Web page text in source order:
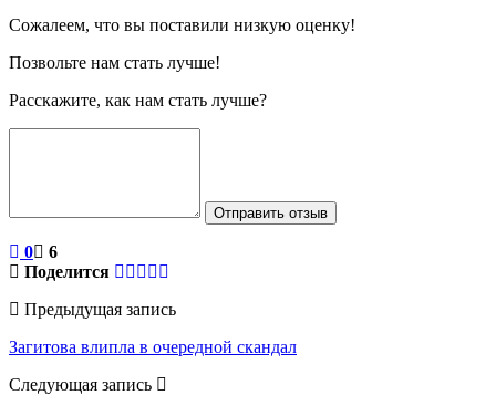
Сожалеем, что вы поставили низкую оценку!
Позвольте нам стать лучше!
Расскажите, как нам стать лучше?
Отправить отзыв
0
6
Поделится
Предыдущая запись
Загитова влипла в очередной скандал
Следующая запись